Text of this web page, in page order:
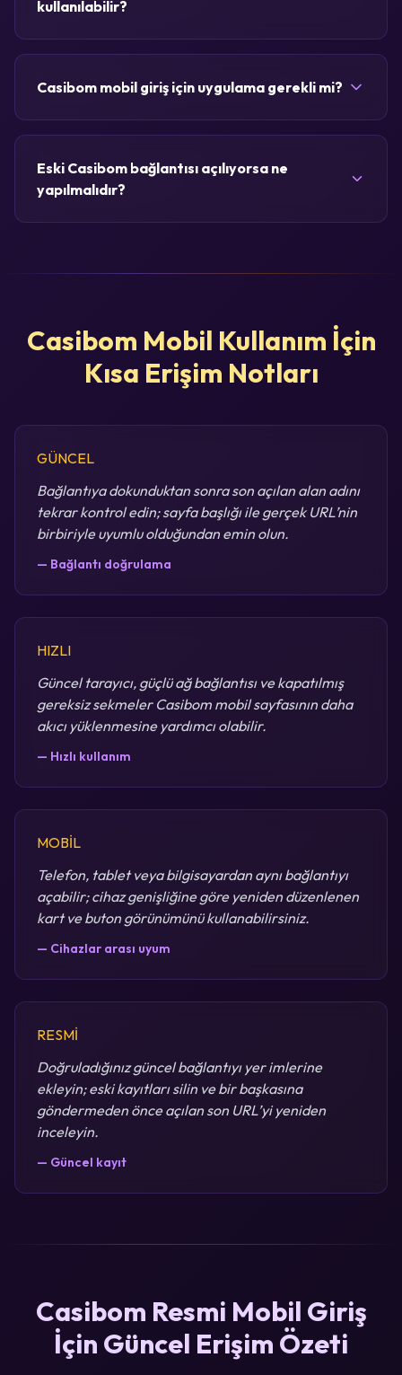
kullanılabilir?
Casibom mobil giriş için uygulama gerekli mi?
Eski Casibom bağlantısı açılıyorsa ne
yapılmalıdır?
Casibom Mobil Kullanım İçin
Kısa Erişim Notları
GÜNCEL
Bağlantıya dokunduktan sonra son açılan alan adını
tekrar kontrol edin; sayfa başlığı ile gerçek URL’nin
birbiriyle uyumlu olduğundan emin olun.
— Bağlantı doğrulama
HIZLI
Güncel tarayıcı, güçlü ağ bağlantısı ve kapatılmış
gereksiz sekmeler Casibom mobil sayfasının daha
akıcı yüklenmesine yardımcı olabilir.
— Hızlı kullanım
MOBİL
Telefon, tablet veya bilgisayardan aynı bağlantıyı
açabilir; cihaz genişliğine göre yeniden düzenlenen
kart ve buton görünümünü kullanabilirsiniz.
— Cihazlar arası uyum
RESMİ
Doğruladığınız güncel bağlantıyı yer imlerine
ekleyin; eski kayıtları silin ve bir başkasına
göndermeden önce açılan son URL’yi yeniden
inceleyin.
— Güncel kayıt
Casibom Resmi Mobil Giriş
İçin Güncel Erişim Özeti